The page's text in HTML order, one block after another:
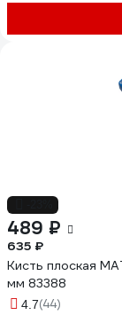
489 ₽
635 ₽
Кисть плоская
мм 83388
4.7(44)